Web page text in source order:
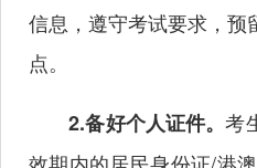
信息，遵守考试要求，
点。
2.备好个人证件。考